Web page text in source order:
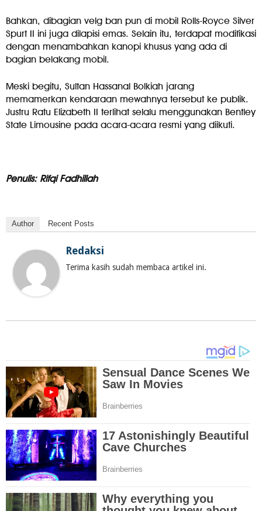
Bahkan, dibagian velg ban pun di mobil Rolls-Royce Silver
Spurt II ini juga dilapisi emas. Selain itu, terdapat modifikasi
dengan menambahkan kanopi khusus yang ada di
bagian belakang mobil.
Meski begitu, Sultan Hassanal Bolkiah jarang
memamerkan kendaraan mewahnya tersebut ke publik.
Justru Ratu Elizabeth II terlihat selalu menggunakan Bentley
State Limousine pada acara-acara resmi yang diikuti.
Penulis: Rifqi Fadhillah
Author Recent Posts
Redaksi
Terima kasih sudah membaca artikel ini.